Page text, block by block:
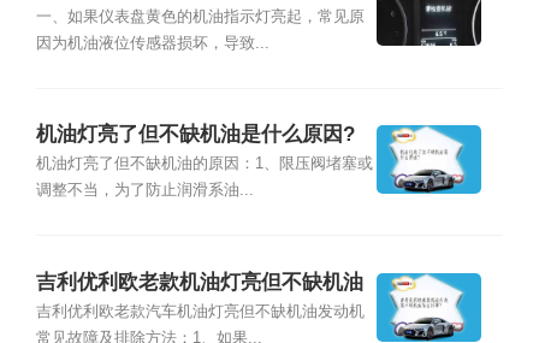
一、如果仪表盘黄色的机油指示灯亮起，常见原
因为机油液位传感器损坏，导致...
机油灯亮了但不缺机油是什么原因?
机油灯亮了但不缺机油的原因：1、限压阀堵塞或
调整不当，为了防止润滑系油...
吉利优利欧老款机油灯亮但不缺机油
怎么回事?
吉利优利欧老款汽车机油灯亮但不缺机油发动机
常见故障及排除方法：1、如果...